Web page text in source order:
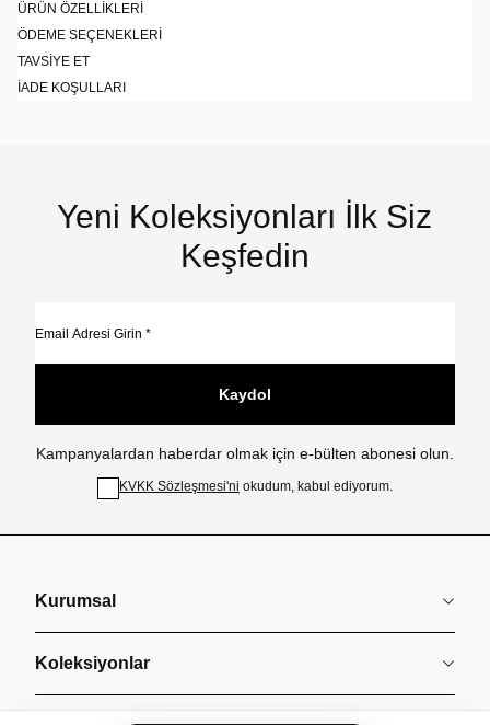
ÜRÜN ÖZELLIKLERI
ÖDEME SEÇENEKLERI
TAVSIYE ET
İADE KOŞULLARI
Yeni Koleksiyonları İlk Siz
Keşfedin
Kaydol
Kampanyalardan haberdar olmak için e-bülten abonesi olun.
KVKK Sözleşmesi'ni okudum, kabul ediyorum.
Kurumsal
Koleksiyonlar